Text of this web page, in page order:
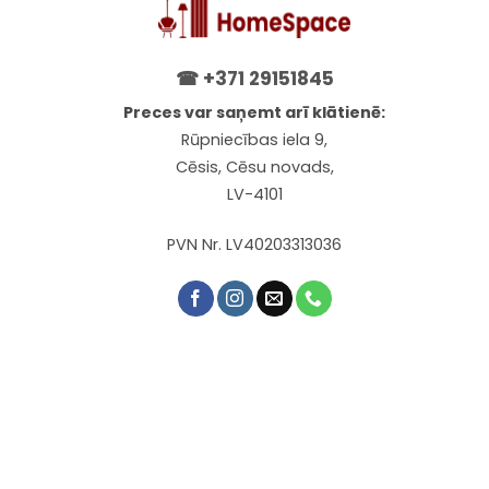
☎ +371 29151845
Preces var saņemt arī klātienē:
Rūpniecības iela 9,
Cēsis, Cēsu novads,
LV-4101
PVN Nr. LV40203313036